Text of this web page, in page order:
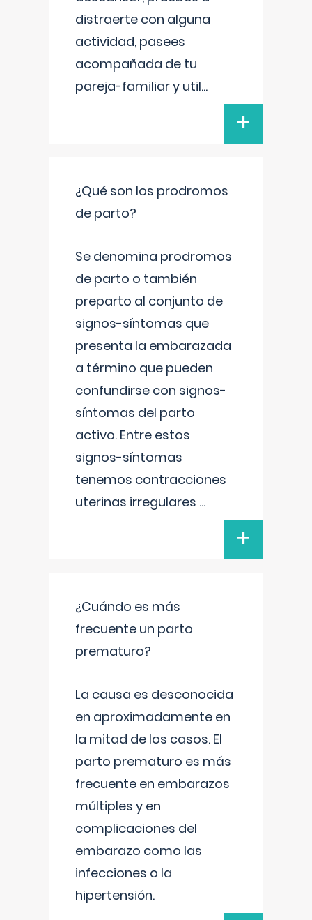
distraerte con alguna
actividad, pasees
acompañada de tu
pareja-familiar y util...
+
¿Qué son los prodromos
de parto?
Se denomina prodromos
de parto o también
preparto al conjunto de
signos-síntomas que
presenta la embarazada
a término que pueden
confundirse con signos-
síntomas del parto
activo. Entre estos
signos-síntomas
tenemos contracciones
uterinas irregulares ...
+
¿Cuándo es más
frecuente un parto
prematuro?
La causa es desconocida
en aproximadamente en
la mitad de los casos. El
parto prematuro es más
frecuente en embarazos
múltiples y en
complicaciones del
embarazo como las
infecciones o la
hipertensión.